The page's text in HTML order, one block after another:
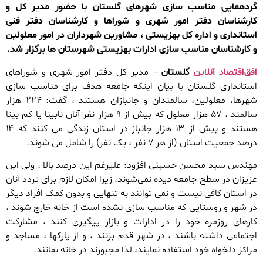
گردهمایی مناسب سازی شهرهای گلستان با حضور مدیر کل و
کارشناسان دفتر امور شهری و شوراها و کارشناسان دفتر فنی
استانداری و اداره کل بهزیستی ، مشاورین شهرداران در امور معلولین
و کارشناسان مناسب سازی ادارات بهزیستی شهرستان ها برگزار شد.
افق‌اقتصاد آنلاینگلستان– مدیر کل دفتر امور شهری و شوراهای
استانداری گلستان با بیان اینکه جامعه هدف برای مناسب سازی
شهرها، معلولین، سالمندان و جانبازان هستند ، گفت: ۲۲۴ هزار
سالمند ، ۵۷ هزار معلول که بیش از ۹ هزار نفر آنان نابینا یا کم بینا
هستند و بیش از ۱۳ هزار جانباز در استان زندگی می کنند که ۱۴
درصد جمعیت استان (از هر ۷ نفر ، یک نفر) را شامل می شوند.
مهندس سید محسن حسینی افزود: علیرغم این درصد بالا ، ولی این
عزیزان در سطح جامعه دیده نمی‌شوند، زیرا امکان لازم برای تردد آنان
در استان کافی نیست و نمی توانند به تنهایی و بدون کمک افراد دیگر
در شهر و روستایی که مناسب سازی نشده است از خانه خارج شوند ،
کارهای روزمره خود را در ادارات و بازار پیگیری کنند ، مشارکت
اجتماعی داشته باشند ، در شهر قدم بزنند ، و از پارکها ، مساجد و
مراکز دلخواه خود استفاده نمایند، لذا مجبورند در خانه بمانند.